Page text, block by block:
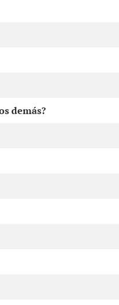
demás?